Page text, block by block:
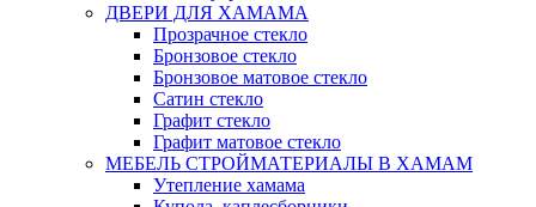
ДВЕРИ ДЛЯ ХАМАМА
Прозрачное стекло
Бронзовое стекло
Бронзовое матовое стекло
Сатин стекло
Графит стекло
Графит матовое стекло
МЕБЕЛЬ СТРОЙМАТЕРИАЛЫ В ХАМАМ
Утепление хамама